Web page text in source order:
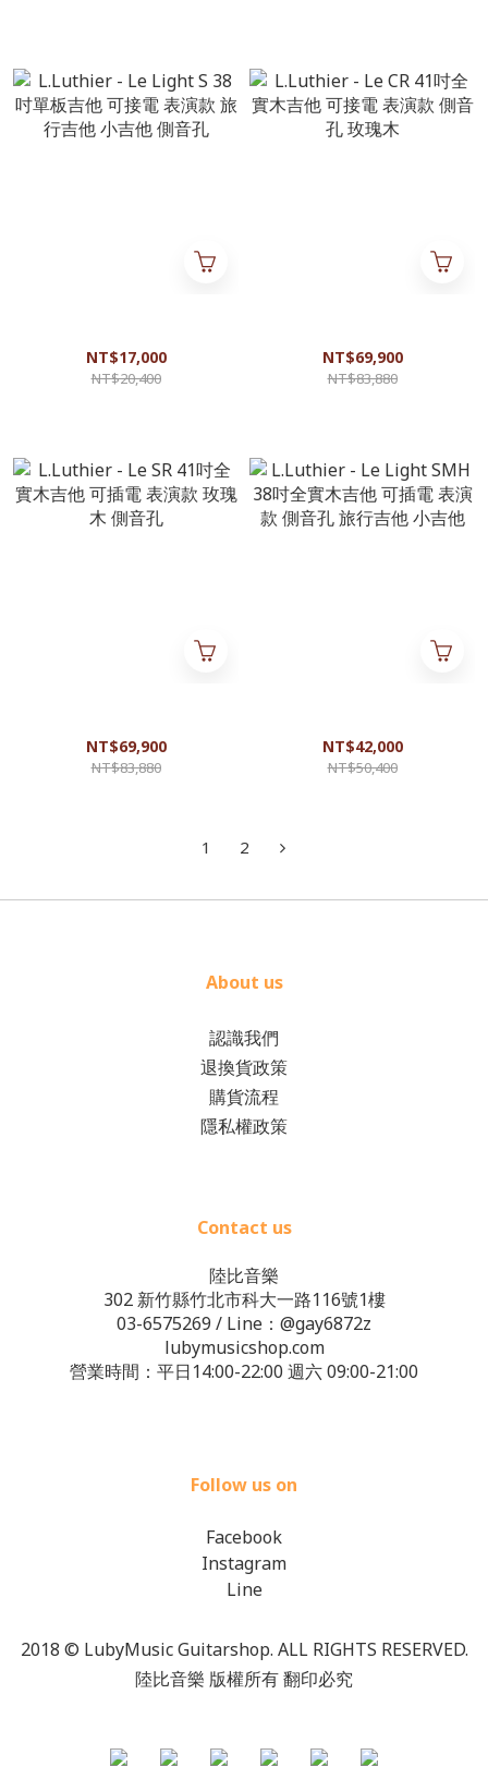
小吉他 側音孔
NT$17,000
NT$20,400
木
NT$69,900
NT$83,880
孔
NT$69,900
NT$83,880
音孔 旅行吉他 小吉他
NT$42,000
NT$50,400
1 2
About us
認識我們
退換貨政策
購貨流程
隱私權政策
Contact us
陸比音樂
302 新竹縣竹北市科大一路116號1樓
03-6575269 / Line： @gay6872z
lubymusicshop.com
營業時間：平日14:00-22:00 週六 09:00-21:00
Follow us on
Facebook
Instagram
Line
2018 © LubyMusic Guitarshop. ALL RIGHTS RESERVED.
陸比音樂 版權所有 翻印必究